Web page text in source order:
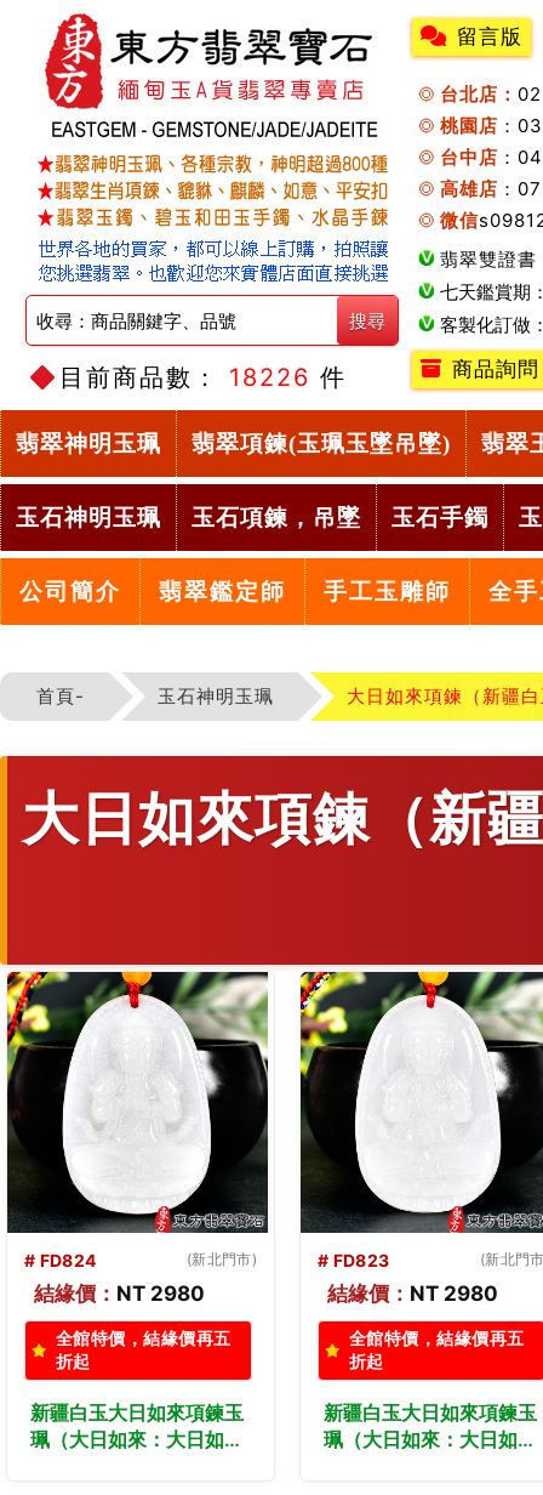
目前商品數： 18226 件
留言版
台北店：
桃園店 ：
台中店 ：
高雄店 ：
微信
翡翠雙證書
七天鑑賞期
客製化訂做
商品詢問
翡翠神明玉珮 翡翠項鍊(玉珮玉墜吊墜) 翡翠
玉石神明玉珮 玉石項鍊，吊墜 玉石手鐲
公司簡介 翡翠鑑定師 手工玉雕師 全
首頁- 玉石神明玉珮 大日如來項鍊（新疆
大日如來項鍊（新
# FD822 (新北門市)
結緣價： NT 2980
全館特價，結緣價再五
折起
新疆白玉大日如來項鍊玉
珮（大日如來：大日如來
# FD821 (台北門
結緣價： NT 2980
全館特價，結緣價再五
折起
新疆白玉大日如來項鍊玉
珮（大日如來：大日如來